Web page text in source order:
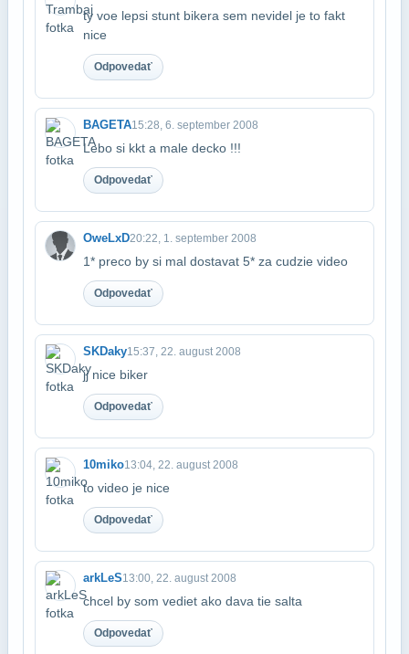
ty voe lepsi stunt bikera sem nevidel je to fakt
nice
Odpovedať
BAGETA15:28, 6. september 2008
Lebo si kkt a male decko !!!
Odpovedať
OweLxD20:22, 1. september 2008
1* preco by si mal dostavat 5* za cudzie video
Odpovedať
SKDaky15:37, 22. august 2008
jj nice biker
Odpovedať
10miko13:04, 22. august 2008
to video je nice
Odpovedať
arkLeS13:00, 22. august 2008
chcel by som vediet ako dava tie salta
Odpovedať